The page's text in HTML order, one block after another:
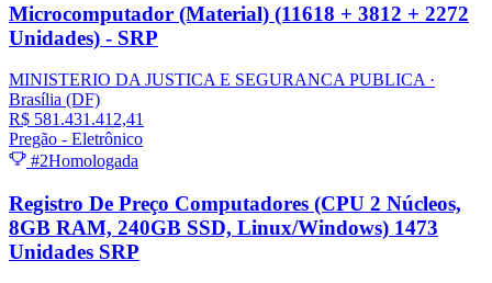
Microcomputador (Material) (11618 + 3812 + 2272
Unidades) - SRP
MINISTERIO DA JUSTICA E SEGURANCA PUBLICA ·
Brasília (DF)
R$ 581.431.412,41
Pregão - Eletrônico
#2Homologada
Registro De Preço Computadores (CPU 2 Núcleos,
8GB RAM, 240GB SSD, Linux/Windows) 1473
Unidades SRP